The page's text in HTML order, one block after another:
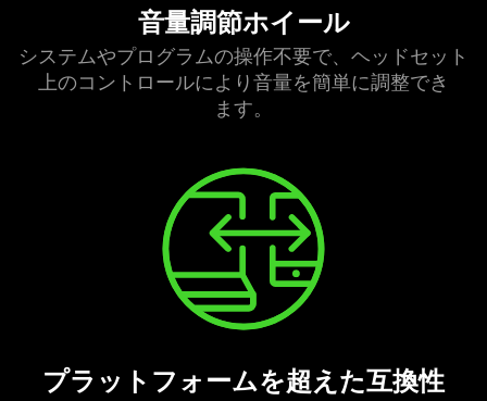
音量調節ホイール
システムやプログラムの操作不要で、ヘッドセット
上のコントロールにより音量を簡単に調整でき
ます。
プラットフォームを超えた互換性